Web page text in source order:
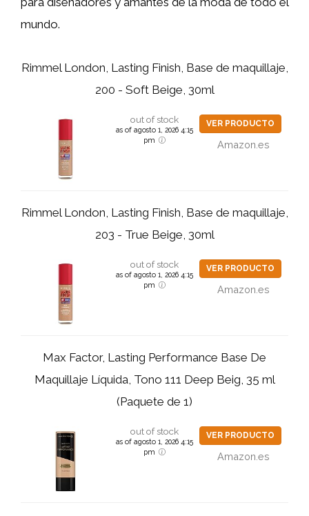
mundo.
Rimmel London, Lasting Finish, Base de maquillaje,
200 - Soft Beige, 30ml
out of stock
as of agosto 1, 2026 4:15
pm
VER PRODUCTO
Amazon.es
Rimmel London, Lasting Finish, Base de maquillaje,
203 - True Beige, 30ml
out of stock
as of agosto 1, 2026 4:15
pm
VER PRODUCTO
Amazon.es
Max Factor, Lasting Performance Base De
Maquillaje Líquida, Tono 111 Deep Beig, 35 ml
(Paquete de 1)
out of stock
as of agosto 1, 2026 4:15
pm
VER PRODUCTO
Amazon.es